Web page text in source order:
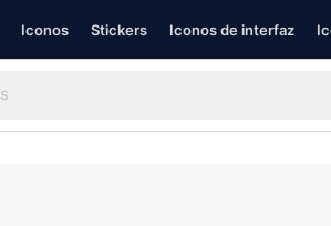
Iconos Stickers Iconos de interfaz